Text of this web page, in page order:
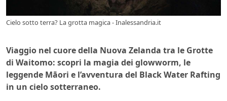
Cielo sotto terra? La grotta magica - Inalessandria.it
Viaggio nel cuore della Nuova Zelanda tra le Grotte
di Waitomo: scopri la magia dei glowworm, le
leggende Māori e l’avventura del Black Water Rafting
in un cielo sotterraneo.